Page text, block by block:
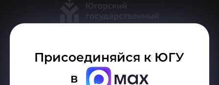
Присоединяйся к ЮГУ
в
Делитесь новостями об университете с хештегом #ЮГУ